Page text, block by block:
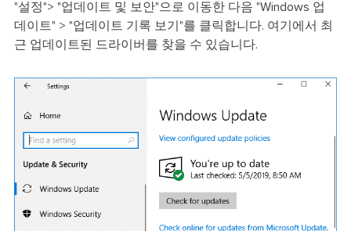
"설정"> "업데이트 및 보안"으로 이동한 다음 "Windows 업
데이트" > "업데이트 기록 보기"를 클릭합니다. 여기에서 최
근 업데이트된 드라이버를 찾을 수 있습니다.